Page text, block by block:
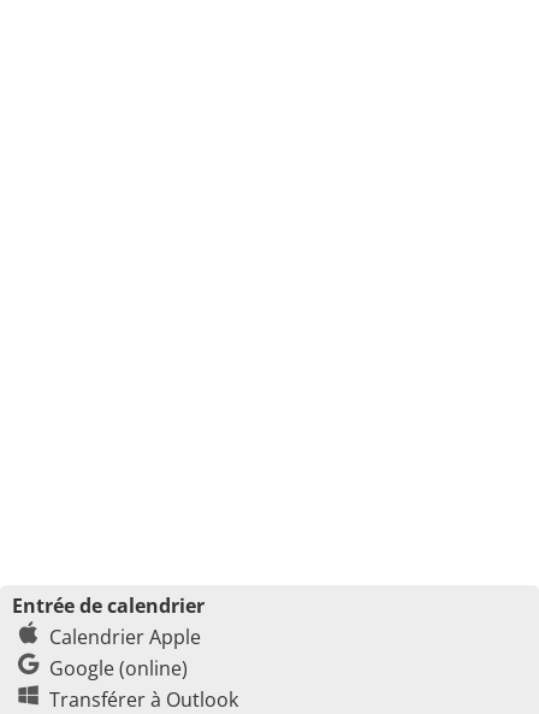
Entrée de calendrier
Calendrier Apple
Google (online)
Transférer à Outlook